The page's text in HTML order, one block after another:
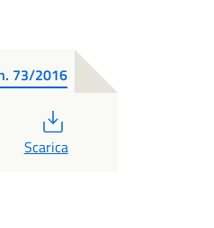
73/2016
Scarica